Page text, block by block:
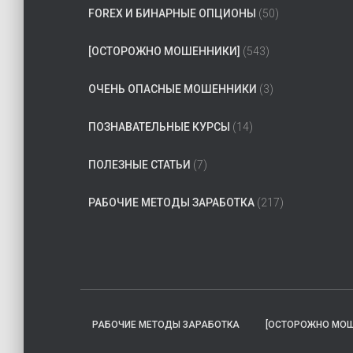
FOREX И БИНАРНЫЕ ОПЦИОНЫ (50)
[ОСТОРОЖНО МОШЕННИКИ] (543)
ОЧЕНЬ ОПАСНЫЕ МОШЕННИКИ (3)
ПОЗНАВАТЕЛЬНЫЕ КУРСЫ (14)
ПОЛЕЗНЫЕ СТАТЬИ (7)
РАБОЧИЕ МЕТОДЫ ЗАРАБОТКА (217)
РАБОЧИЕ МЕТОДЫ ЗАРАБОТКА [ОСТОРОЖНО